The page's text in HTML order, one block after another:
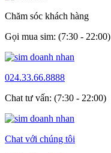
Chăm sóc khách hàng
Gọi mua sim: (7:30 - 22:00)
024.33.66.8888
Chat tư vấn: (7:30 - 22:00)
Chat với chúng tôi